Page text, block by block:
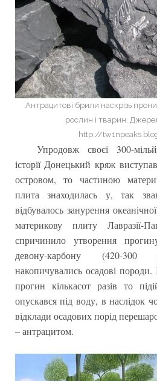
Антрацитові брили наскрізь
рослин і тварин.
http://
Упродовж своєї 300-
історії Донецький кряж
островом, то частиною
плита знаходилась у, так
відбувалось занурення
материкову плиту Лавразії-
спричинило утворення
девону-карбону (420-300
накопичувались осадові
прогин кількасот разів то
опускався під воду, в наслідок
відклади осадових порід
– антрацитом.